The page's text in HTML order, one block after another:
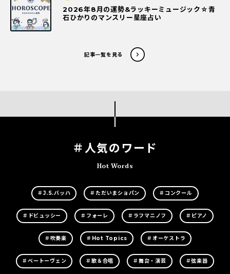
2026年8月の運勢&ラッキーミュージック☆青
石ひかりのマンスリー星座占い
記事一覧を見る
＃人気のワード
Hot Words
＃J.S.バッハ ＃ただいまショパン ＃コンクール
＃ドビュッシー ＃フォーレ ＃ラフマニノフ ＃ピアノ
＃吹奏楽 ＃Hot Topics ＃オーケストラ
＃ベートーヴェン ＃歌＆合唱 ＃舞台・演芸 ＃弦楽器